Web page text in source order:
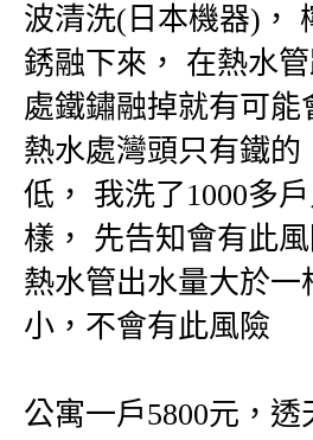
波清洗(日本機器)，
銹融下來， 在熱水
處鐵鏽融掉就有可能
熱水處灣頭只有鐵的
低， 我洗了1000多
樣， 先告知會有此
熱水管出水量大於一
小，不會有此風險
公寓一戶5800元，透